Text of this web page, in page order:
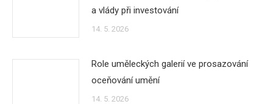
a vlády při investování
14. 5. 2026
Role uměleckých galerií ve prosazování
oceňování umění
14. 5. 2026